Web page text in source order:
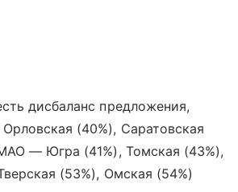
дисбаланс предложения,
(40%), Саратовская
— Югра (41%), Томская (43%),
(53%), Омская (54%)